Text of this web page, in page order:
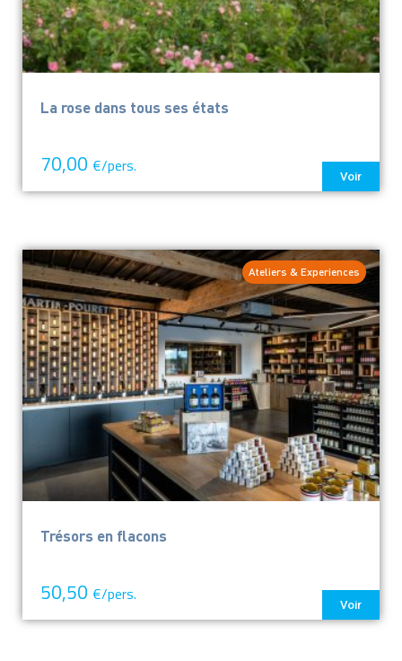
La rose dans tous ses états
70,00 €/pers.
Voir
Trésors en flacons
50,50 €/pers.
Voir
Ateliers & Experiences